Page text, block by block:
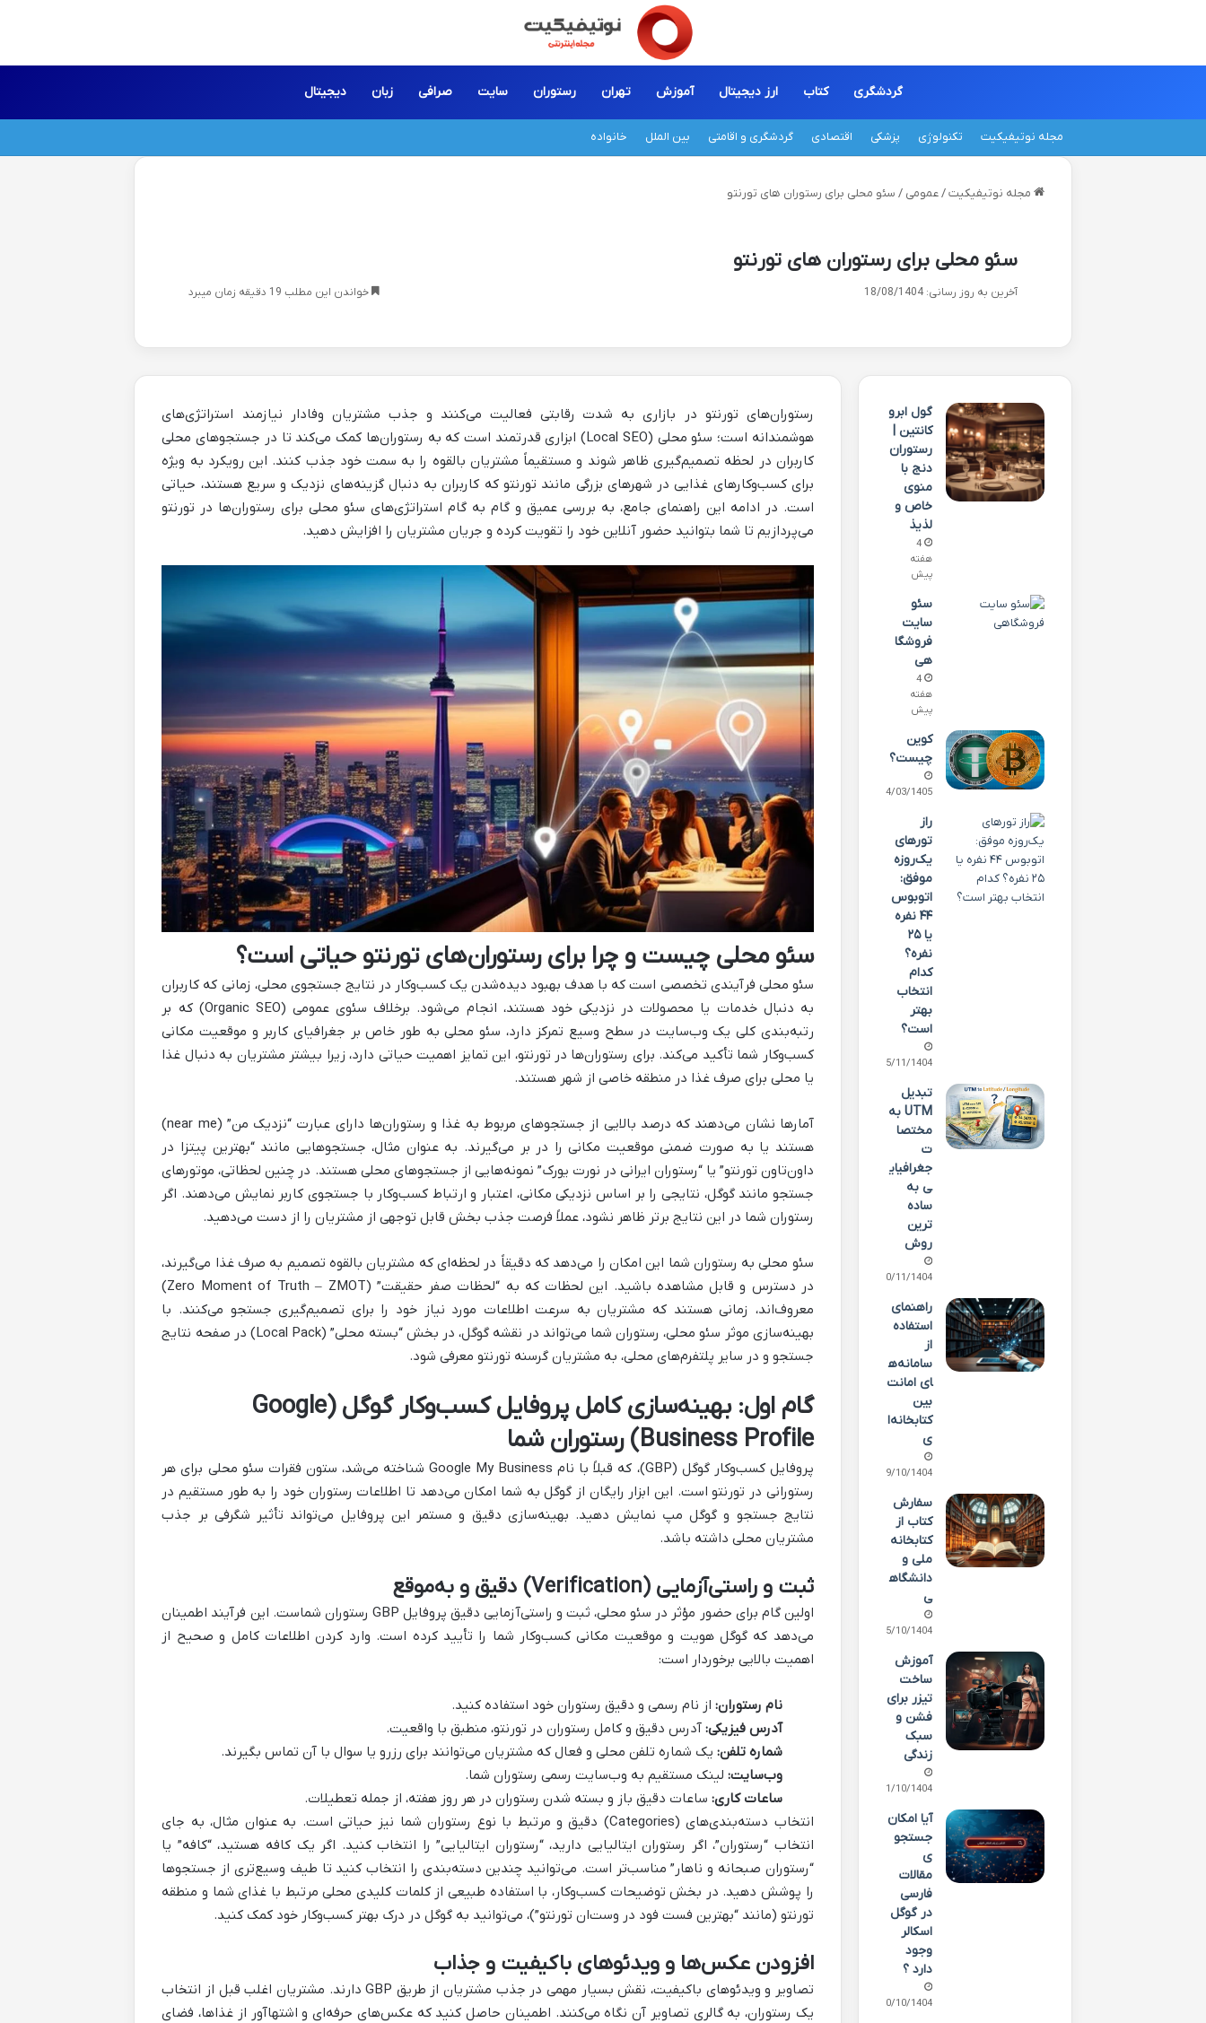
گردشگری کتاب ارز دیجیتال آموزش تهران رستوران سایت صرافی زبان دیجیتال
مجله نوتیفیکیت تکنولوژی پزشکی اقتصادی گردشگری و اقامتی بین الملل خانواده
مجله نوتیفیکیت / عمومی / سئو محلی برای رستوران های تورنتو
سئو محلی برای رستوران های تورنتو
آخرین به روز رسانی: 18/08/1404 خواندن این مطلب 19 دقیقه زمان میبرد
رستوران‌های تورنتو در بازاری به شدت رقابتی فعالیت می‌کنند و جذب مشتریان وفادار نیازمند استراتژی‌های
هوشمندانه است؛ سئو محلی (Local SEO) ابزاری قدرتمند است که به رستوران‌ها کمک می‌کند تا در جستجوهای محلی
کاربران در لحظه تصمیم‌گیری ظاهر شوند و مستقیماً مشتریان بالقوه را به سمت خود جذب کنند. این رویکرد به ویژه
برای کسب‌وکارهای غذایی در شهرهای بزرگی مانند تورنتو که کاربران به دنبال گزینه‌های نزدیک و سریع هستند، حیاتی
است. در ادامه این راهنمای جامع، به بررسی عمیق و گام به گام استراتژی‌های سئو محلی برای رستوران‌ها در تورنتو
می‌پردازیم تا شما بتوانید حضور آنلاین خود را تقویت کرده و جریان مشتریان را افزایش دهید.
سئو محلی چیست و چرا برای رستوران‌های تورنتو حیاتی است؟
سئو محلی فرآیندی تخصصی است که با هدف بهبود دیده‌شدن یک کسب‌وکار در نتایج جستجوی محلی، زمانی که کاربران
به دنبال خدمات یا محصولات در نزدیکی خود هستند، انجام می‌شود. برخلاف سئوی عمومی (Organic SEO) که بر
رتبه‌بندی کلی یک وب‌سایت در سطح وسیع تمرکز دارد، سئو محلی به طور خاص بر جغرافیای کاربر و موقعیت مکانی
کسب‌وکار شما تأکید می‌کند. برای رستوران‌ها در تورنتو، این تمایز اهمیت حیاتی دارد، زیرا بیشتر مشتریان به دنبال غذا
یا محلی برای صرف غذا در منطقه خاصی از شهر هستند.
آمارها نشان می‌دهند که درصد بالایی از جستجوهای مربوط به غذا و رستوران‌ها دارای عبارت “نزدیک من” (near me)
هستند یا به صورت ضمنی موقعیت مکانی را در بر می‌گیرند. به عنوان مثال، جستجوهایی مانند “بهترین پیتزا در
داون‌تاون تورنتو” یا “رستوران ایرانی در نورت یورک” نمونه‌هایی از جستجوهای محلی هستند. در چنین لحظاتی، موتورهای
جستجو مانند گوگل، نتایجی را بر اساس نزدیکی مکانی، اعتبار و ارتباط کسب‌وکار با جستجوی کاربر نمایش می‌دهند. اگر
رستوران شما در این نتایج برتر ظاهر نشود، عملاً فرصت جذب بخش قابل توجهی از مشتریان را از دست می‌دهید.
سئو محلی به رستوران شما این امکان را می‌دهد که دقیقاً در لحظه‌ای که مشتریان بالقوه تصمیم به صرف غذا می‌گیرند،
در دسترس و قابل مشاهده باشید. این لحظات که به “لحظات صفر حقیقت” (Zero Moment of Truth – ZMOT)
معروف‌اند، زمانی هستند که مشتریان به سرعت اطلاعات مورد نیاز خود را برای تصمیم‌گیری جستجو می‌کنند. با
بهینه‌سازی موثر سئو محلی، رستوران شما می‌تواند در نقشه گوگل، در بخش “بسته محلی” (Local Pack) در صفحه نتایج
جستجو و در سایر پلتفرم‌های محلی، به مشتریان گرسنه تورنتو معرفی شود.
گام اول: بهینه‌سازی کامل پروفایل کسب‌وکار گوگل (Google
Business Profile) رستوران شما
پروفایل کسب‌وکار گوگل (GBP)، که قبلاً با نام Google My Business شناخته می‌شد، ستون فقرات سئو محلی برای هر
رستورانی در تورنتو است. این ابزار رایگان از گوگل به شما امکان می‌دهد تا اطلاعات رستوران خود را به طور مستقیم در
نتایج جستجو و گوگل مپ نمایش دهید. بهینه‌سازی دقیق و مستمر این پروفایل می‌تواند تأثیر شگرفی بر جذب
مشتریان محلی داشته باشد.
ثبت و راستی‌آزمایی (Verification) دقیق و به‌موقع
اولین گام برای حضور مؤثر در سئو محلی، ثبت و راستی‌آزمایی دقیق پروفایل GBP رستوران شماست. این فرآیند اطمینان
می‌دهد که گوگل هویت و موقعیت مکانی کسب‌وکار شما را تأیید کرده است. وارد کردن اطلاعات کامل و صحیح از
اهمیت بالایی برخوردار است:
نام رستوران: از نام رسمی و دقیق رستوران خود استفاده کنید.
آدرس فیزیکی: آدرس دقیق و کامل رستوران در تورنتو، منطبق با واقعیت.
شماره تلفن: یک شماره تلفن محلی و فعال که مشتریان می‌توانند برای رزرو یا سوال با آن تماس بگیرند.
وب‌سایت: لینک مستقیم به وب‌سایت رسمی رستوران شما.
ساعات کاری: ساعات دقیق باز و بسته شدن رستوران در هر روز هفته، از جمله تعطیلات.
انتخاب دسته‌بندی‌های (Categories) دقیق و مرتبط با نوع رستوران شما نیز حیاتی است. به عنوان مثال، به جای
انتخاب “رستوران”، اگر رستوران ایتالیایی دارید، “رستوران ایتالیایی” را انتخاب کنید. اگر یک کافه هستید، “کافه” یا
“رستوران صبحانه و ناهار” مناسب‌تر است. می‌توانید چندین دسته‌بندی را انتخاب کنید تا طیف وسیع‌تری از جستجوها
را پوشش دهید. در بخش توضیحات کسب‌وکار، با استفاده طبیعی از کلمات کلیدی محلی مرتبط با غذای شما و منطقه
تورنتو (مانند “بهترین فست فود در وست‌ان تورنتو”)، می‌توانید به گوگل در درک بهتر کسب‌وکار خود کمک کنید.
افزودن عکس‌ها و ویدئوهای باکیفیت و جذاب
تصاویر و ویدئوهای باکیفیت، نقش بسیار مهمی در جذب مشتریان از طریق GBP دارند. مشتریان اغلب قبل از انتخاب
یک رستوران، به گالری تصاویر آن نگاه می‌کنند. اطمینان حاصل کنید که عکس‌های حرفه‌ای و اشتهاآور از غذاها، فضای
گول ابرو
کانتین |
رستوران
دنج با
منوی
خاص و
لذیذ
4
هفته
پیش
سئو
سایت
فروشگا
هی
4
هفته
پیش
کوین
چیست؟
24/03/1405
راز
تورهای
یک‌روزه
موفق:
اتوبوس
۴۴ نفره
یا ۲۵
نفره؟
کدام
انتخاب
بهتر
است؟
25/11/1404
تبدیل
UTM به
مختصا
ت
جغرافیای
ی به
ساده
ترین
روش
20/11/1404
راهنمای
استفاده
از
سامانه‌ه
ای امانت
بین
کتابخانه‌ا
ی
29/10/1404
سفارش
کتاب از
کتابخانه
ملی و
دانشگاه
ی
25/10/1404
آموزش
ساخت
تیزر برای
فشن و
سبک
زندگی
21/10/1404
آیا امکان
جستجو
ی
مقالات
فارسی
در گوگل
اسکالر
وجود
دارد ؟
20/10/1404